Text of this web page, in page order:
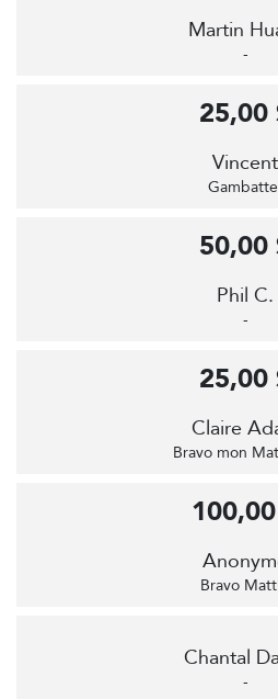
Martin
-
Vincent
25,00
Phil C.
-
50,00
Claire
Bravo mon
25,00
Bravo
Chantal
-